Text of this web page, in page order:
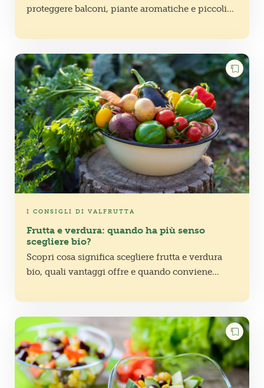
proteggere balconi, piante aromatiche e piccoli
e quotidiani.
I CONSIGLI DI VALFRUTTA
Frutta e verdura: quando ha più senso
scegliere bio?
Scopri cosa significa scegliere frutta e verdura
bio, quali vantaggi offre e quando conviene
biologico nella spesa quotidiana senza aumentare
troppo il budget.